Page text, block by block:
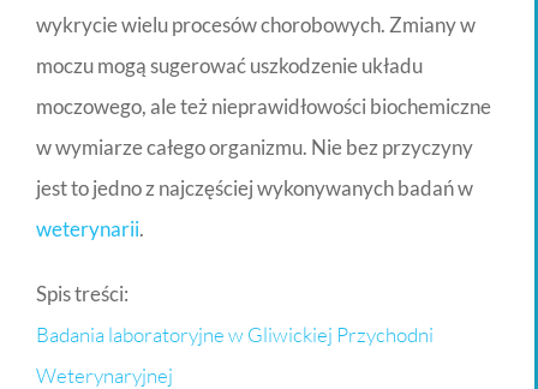
wykrycie wielu procesów chorobowych. Zmiany w
moczu mogą sugerować uszkodzenie układu
moczowego, ale też nieprawidłowości biochemiczne
w wymiarze całego organizmu. Nie bez przyczyny
jest to jedno z najczęściej wykonywanych badań w
weterynarii.
Spis treści:
Badania laboratoryjne w Gliwickiej Przychodni
Weterynaryjnej